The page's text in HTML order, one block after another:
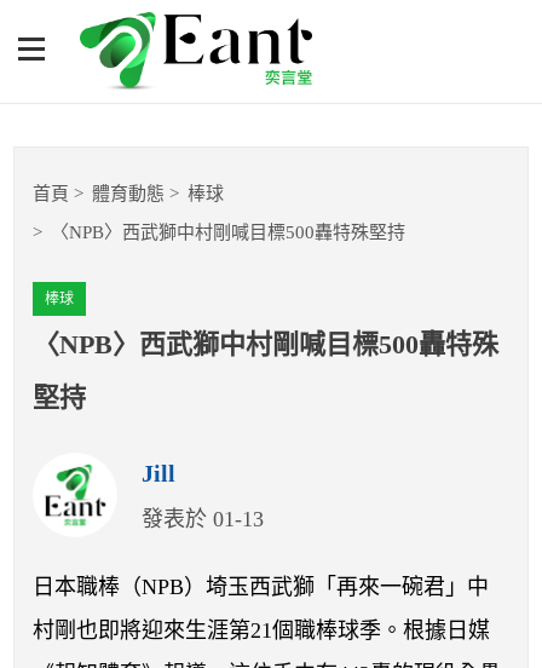
〈NPB〉西武獅中村剛喊目
標500轟特殊堅持
籃球
球隊數據
運彩報報
明星分析師
首頁 體育動態 棒球
〈NPB〉西武獅中村剛喊目標500轟特殊堅持
棒球
〈NPB〉西武獅中村剛喊目標500轟特殊
堅持
Jill
發表於 01-13
日本職棒（NPB）埼玉西武獅「再來一碗君」中
村剛也即將迎來生涯第21個職棒球季。根據日媒